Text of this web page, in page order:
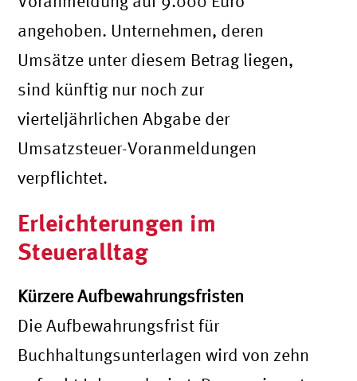
angehoben. Unternehmen, deren
Umsätze unter diesem Betrag liegen,
sind künftig nur noch zur
vierteljährlichen Abgabe der
Umsatzsteuer-Voranmeldungen
verpflichtet.
Erleichterungen im
Steueralltag
Kürzere Aufbewahrungsfristen
Die Aufbewahrungsfrist für
Buchhaltungsunterlagen wird von zehn